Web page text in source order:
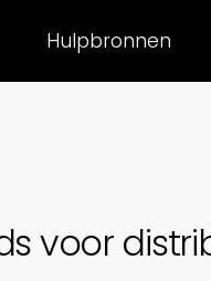
Hulpbronnen
voor